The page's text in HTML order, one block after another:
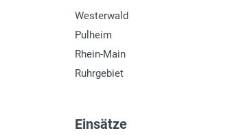
Westerwald
Pulheim
Rhein-Main
Ruhrgebiet
Einsätze